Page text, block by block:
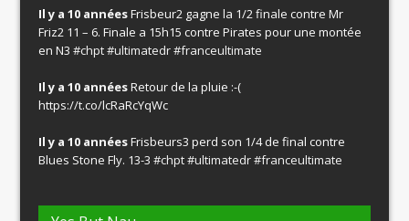
Il y a 10 annéesFrisbeur2 gagne la 1/2 finale contre Mr
Friz2 11 – 6. Finale a 15h15 contre Pirates pour une montée
en N3#chpt#ultimatedr#franceultimate
Il y a 10 annéesRetour de la pluie :-(
https://t.co/lcRaRcYqWc
Il y a 10 annéesFrisbeurs3 perd son 1/4 de final contre
Blues Stone Fly. 13-3#chpt#ultimatedr#franceultimate